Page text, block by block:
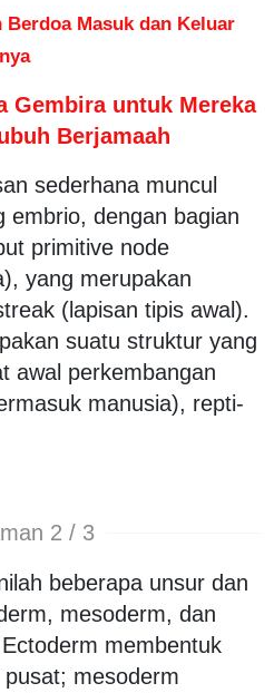
Masuk dan Keluar
Gembira untuk Mereka
Berjamaah
sederhana muncul
embrio, dengan bagian
primitive node
yang merupakan
(lapisan tipis awal).
suatu struktur yang
awal perkembangan
manusia), repti-
2 / 3
beberapa unsur dan
mesoderm, dan
membentuk
mesoderm